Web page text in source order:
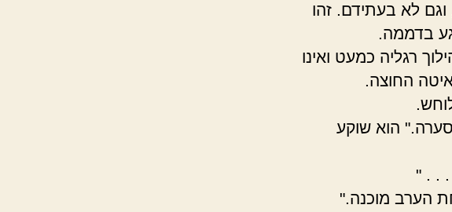
לא בעתידם. זהו
בדממה.
רגליה כמעט ואינו
החוצה.
הוא שוקע
. . "
הערב מוכנה."